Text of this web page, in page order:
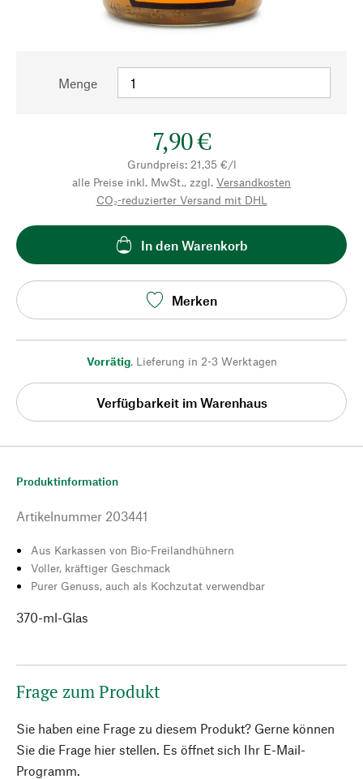
Menge
7,90 €
Grundpreis: 21,35 €/l
alle Preise inkl. MwSt., zzgl. Versandkosten
CO₂-reduzierter Versand mit DHL
In den Warenkorb
Merken
Vorrätig, Lieferung in 2-3 Werktagen
Verfügbarkeit im Warenhaus
Produktinformation
Artikelnummer 203441
Aus Karkassen von Bio-Freilandhühnern
Voller, kräftiger Geschmack
Purer Genuss, auch als Kochzutat verwendbar
370-ml-Glas
Frage zum Produkt
Sie haben eine Frage zu diesem Produkt? Gerne können
Sie die Frage hier stellen. Es öffnet sich Ihr E-Mail-
Programm.